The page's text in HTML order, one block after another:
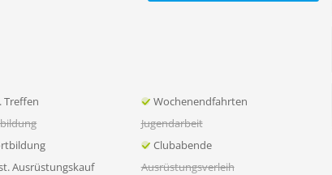
Treffen
Wochenendfahrten
Jugendarbeit
Clubabende
Ausrüstungskauf Ausrüstungsverleih